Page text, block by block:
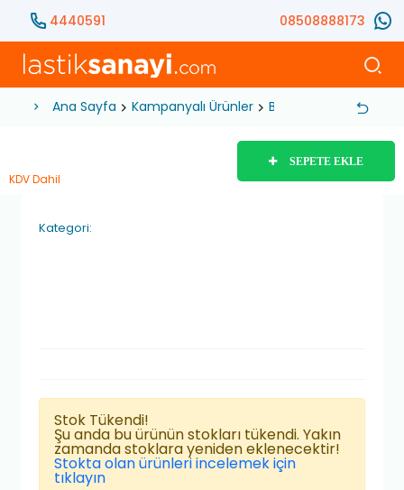
4440591 08508888173
Ana Sayfa Kampanyalı Ürünler Bcr-40 Lastik
KDV Dahil
SEPETE EKLE
Kategori:
Stok Tükendi!
Şu anda bu ürünün stokları tükendi. Yakın
zamanda stoklara yeniden eklenecektir!
Stokta olan ürünleri incelemek için
tıklayın